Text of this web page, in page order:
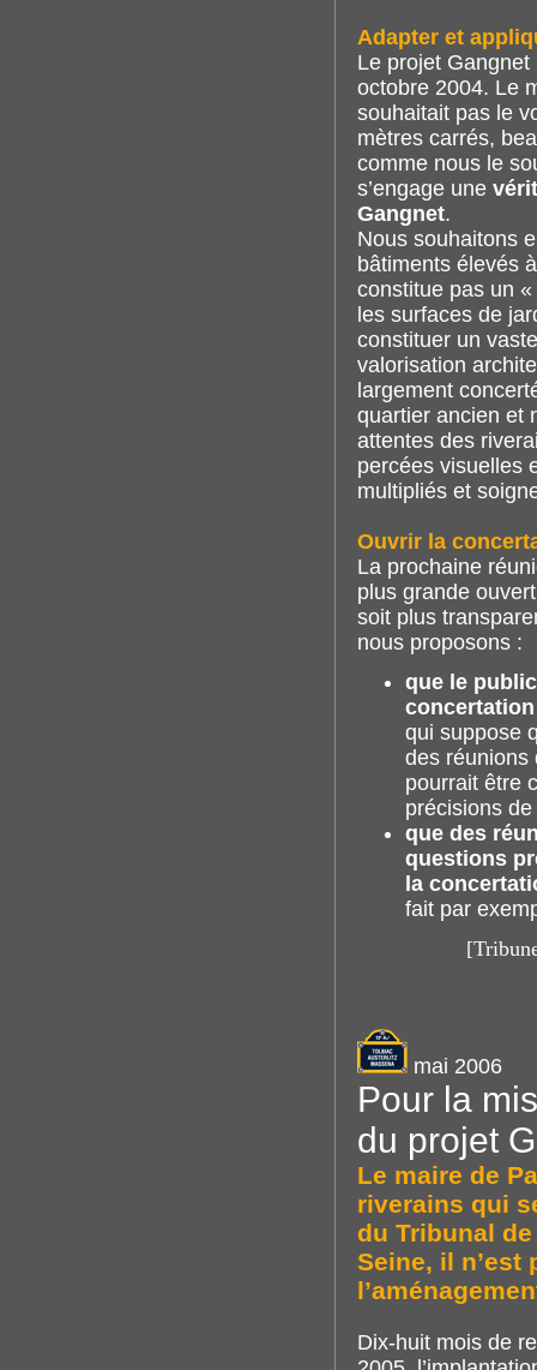
Adapter et
Le projet
octobre 2004. Le
souhaitait pas le
mètres carrés,
comme nous le
s’engage une
Gangnet.
Nous souhaitons
bâtiments élevés
constitue pas un
les surfaces de
constituer un
valorisation
largement
quartier ancien et
attentes des
percées visuelles
multipliés et
Ouvrir la
La prochaine
plus grande
soit plus
nous proposons :
que le
concertation
qui suppose
des réunions
pourrait être
précisions
que des
questions
la
fait par
mai 2006
Pour la
du projet
Le maire de
riverains qui
du Tribunal
Seine, il n’est
Dix-huit mois de